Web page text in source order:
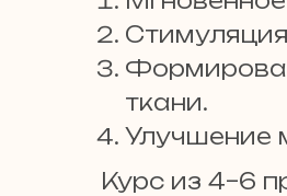
ткани.
Улучшение
Курс из 4–6